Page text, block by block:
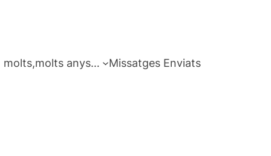
molts,molts anys… Missatges Enviats